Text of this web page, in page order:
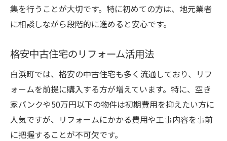
集を行うことが大切です。特に初めての方は、地元業者
に相談しながら段階的に進めると安心です。
格安中古住宅のリフォーム活用法
白浜町では、格安の中古住宅も多く流通しており、リフ
ォームを前提に購入する方が増えています。特に、空き
家バンクや50万円以下の物件は初期費用を抑えたい方に
人気ですが、リフォームにかかる費用や工事内容を事前
に把握することが不可欠です。